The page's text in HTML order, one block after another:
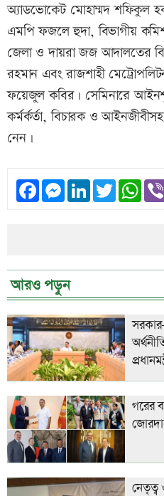
অ্যাডভোকেট মোহাম্মদ শফিকুল
এমপি ফজলে হুদা, বিভাগীয়
জেলা ও দায়রা জজ আদালতের
রহমান এবং রাজশাহী
ফয়েজুল কবির। সেমিনারে
কর্মর্কর্তা, বিচারক ও আইনজীবীসহ
নেন।
FacebookMessengerLinkedInTwitter
আরও পড়ুন
সরকার-
গরের
নেতৃত্ব